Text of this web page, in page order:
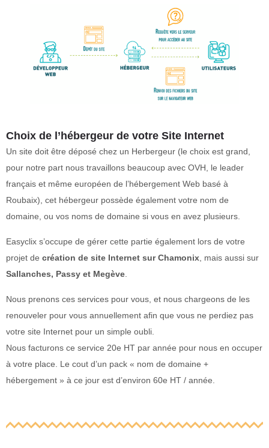
Choix de l’hébergeur de votre Site Internet
Un site doit être déposé chez un Herbergeur (le choix est grand,
pour notre part nous travaillons beaucoup avec OVH, le leader
français et même européen de l’hébergement Web basé à
Roubaix), cet hébergeur possède également votre nom de
domaine, ou vos noms de domaine si vous en avez plusieurs.
Easyclix s’occupe de gérer cette partie également lors de votre
projet de création de site Internet sur Chamonix, mais aussi sur
Sallanches, Passy et Megève.
Nous prenons ces services pour vous, et nous chargeons de les
renouveler pour vous annuellement afin que vous ne perdiez pas
votre site Internet pour un simple oubli.
Nous facturons ce service 20e HT par année pour nous en occuper
à votre place. Le cout d’un pack « nom de domaine +
hébergement » à ce jour est d’environ 60e HT / année.